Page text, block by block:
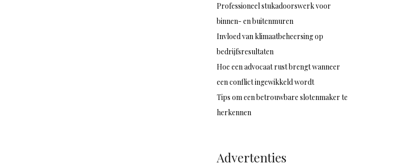
Professioneel stukadoorswerk voor
binnen- en buitenmuren
Invloed van klimaatbeheersing op
bedrijfsresultaten
Hoe een advocaat rust brengt wanneer
een conflict ingewikkeld wordt
Tips om een betrouwbare slotenmaker te
herkennen
Advertenties